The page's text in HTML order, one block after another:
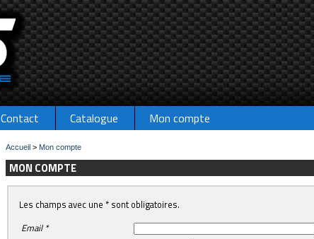
Contact Catalogue Mon compte
Accueil > Mon compte
MON COMPTE
Les champs avec une * sont obligatoires.
Email *